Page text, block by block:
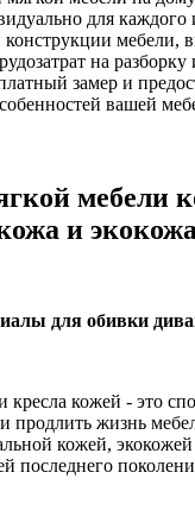
для каждого
конструкции мебели,
на
замер и
вашей
мебели
и экокожа
для обивки
кожей - это
продлить жизнь
кожей,
последнего